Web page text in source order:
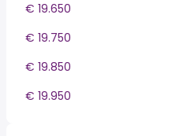
€ 19.650
€ 19.750
€ 19.850
€ 19.950